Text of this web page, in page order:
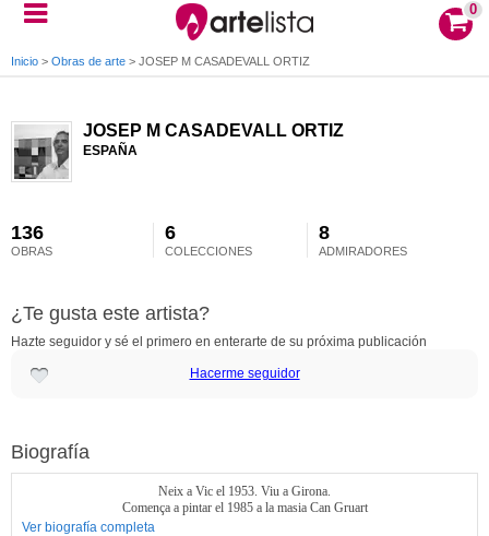
0
Inicio > Obras de arte > JOSEP M CASADEVALL ORTIZ
JOSEP M CASADEVALL ORTIZ
ESPAÑA
136
OBRAS
6
COLECCIONES
8
ADMIRADORES
¿Te gusta este artista?
Hazte seguidor y sé el primero en enterarte de su próxima publicación
Hacerme seguidor
Biografía
Neix a Vic el 1953. Viu a Girona.
Comença a pintar el 1985 a la masia Can Gruart
Ver biografía completa